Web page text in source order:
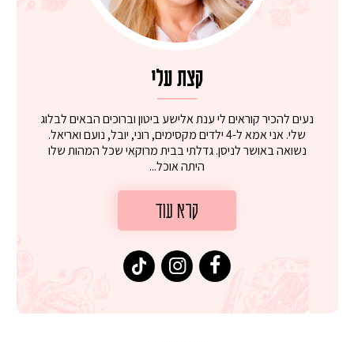
קצת עלי
נעים להכיר קוראים לי ענת אלישע ביטון וברוכים הבאים לבלוג
שלי. אני אמא ל-4 ילדים מקסימים, רוני, יובל, נועם ואריאל.
נשואה באושר לניסן. גדלתי בבית מרוקאי שכל המהות שלו
היתה אוכל...
קרא עוד